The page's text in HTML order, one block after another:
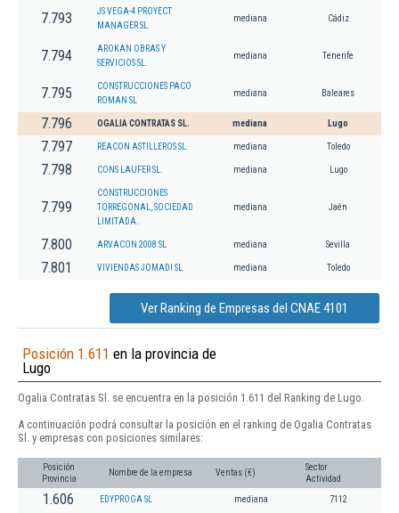
7.793
JS VEGA-4 PROYECT
MANAGER SL.
mediana Cádiz
7.794
AROKAN OBRAS Y
SERVICIOS SL.
mediana Tenerife
7.795
CONSTRUCCIONES PACO
ROMAN SL
mediana Baleares
7.796 OGALIA CONTRATAS SL. mediana Lugo
7.797 REACON ASTILLEROS SL. mediana Toledo
7.798 CONS LAUFER SL. mediana Lugo
7.799
CONSTRUCCIONES
TORREGONAL, SOCIEDAD
LIMITADA.
mediana Jaén
7.800 ARVACON 2008 SL mediana Sevilla
7.801 VIVIENDAS JOMADI SL. mediana Toledo
Ver Ranking de Empresas del CNAE 4101
Posición 1.611 en la provincia de
Lugo
Ogalia Contratas Sl. se encuentra en la posición 1.611 del Ranking de Lugo.
A continuación podrá consultar la posición en el ranking de Ogalia Contratas
Sl. y empresas con posiciones similares:
Posición
Provincia
Nombre de la empresa Ventas (€)
Sector
Actividad
1.606 EDYPROGA SL mediana 7112